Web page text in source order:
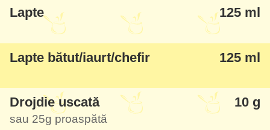
Lapte 125 ml
Lapte bătut/iaurt/chefir 125 ml
Drojdie uscată 10 g
sau 25g proaspătă